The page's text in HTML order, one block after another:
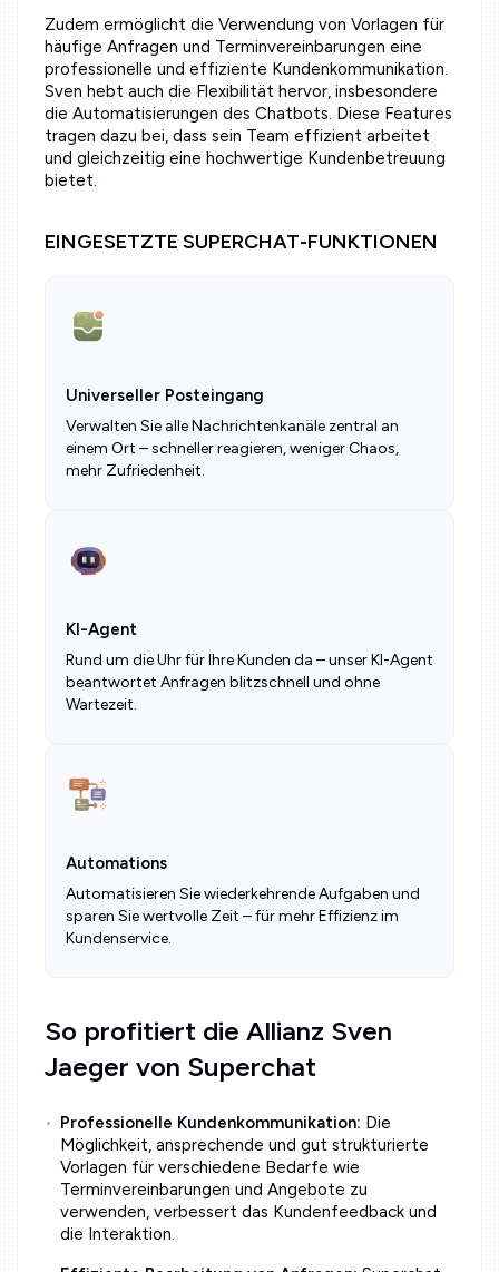
Zudem ermöglicht die Verwendung von Vorlagen für
häufige Anfragen und Terminvereinbarungen eine
professionelle und effiziente Kundenkommunikation.
Sven hebt auch die Flexibilität hervor, insbesondere
die Automatisierungen des Chatbots. Diese Features
tragen dazu bei, dass sein Team effizient arbeitet
und gleichzeitig eine hochwertige Kundenbetreuung
bietet.
EINGESETZTE SUPERCHAT-FUNKTIONEN
Universeller Posteingang
Verwalten Sie alle Nachrichtenkanäle zentral an
einem Ort – schneller reagieren, weniger Chaos,
mehr Zufriedenheit.
KI-Agent
Rund um die Uhr für Ihre Kunden da – unser KI-Agent
beantwortet Anfragen blitzschnell und ohne
Wartezeit.
Automations
Automatisieren Sie wiederkehrende Aufgaben und
sparen Sie wertvolle Zeit – für mehr Effizienz im
Kundenservice.
So profitiert die Allianz Sven
Jaeger von Superchat
Professionelle Kundenkommunikation: Die
Möglichkeit, ansprechende und gut strukturierte
Vorlagen für verschiedene Bedarfe wie
Terminvereinbarungen und Angebote zu
verwenden, verbessert das Kundenfeedback und
die Interaktion.